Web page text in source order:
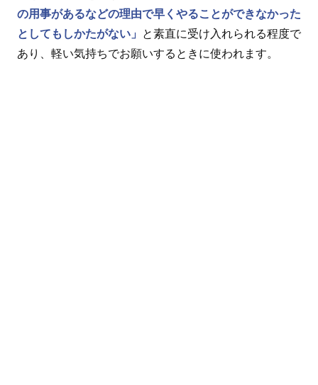
の用事があるなどの理由で早くやることができなかった
としてもしかたがない」
と素直に受け入れられる程度で
あり、軽い気持ちでお願いするときに使われます。